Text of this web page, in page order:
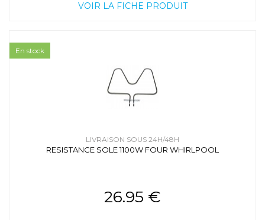
VOIR LA FICHE PRODUIT
LIVRAISON SOUS 24H/48H
RESISTANCE SOLE 1100W FOUR WHIRLPOOL
26.95 €
En stock